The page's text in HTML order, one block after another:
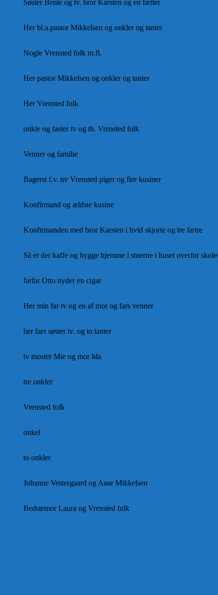
Søster Bente og tv. bror Karsten og en fætter
Her bl.a.pastor Mikkelsen og onkler og tanter
Nogle Vrensted folk m.fl.
Her pastor Mikkelsen og onkler og tanter
Her Vrensted folk
onkle og faster tv og th. Vrensted folk
Venner og familie
Bagerst f.v. tre Vrensted piger og fire kusiner
Konfirmand og ældste kusine
Konfirmanden med bror Karsten i hvid skjorte og tre fætre
Så er der kaffe og hygge hjemme i stuerne i huset overfor
farfar Otto nyder en cigar
Her min far tv og en af mor og fars venner
her fars søster tv. og to tanter
tv moster Mie og mor Ida
tre onkler
Vrensted folk
onkel
to onkler
Johanne Vestergaard og Aase Mikkelsen
Bedstemor Laura og Vrensted folk